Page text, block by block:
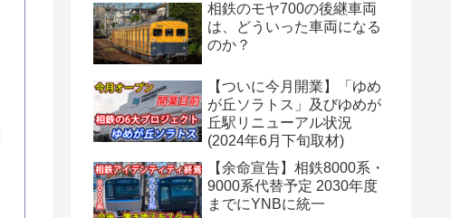
相鉄のモヤ700の後継車両
は、どういった車両になる
のか？
【ついに今月開業】「ゆめ
が丘ソラトス」及びゆめが
丘駅リニューアル状況
(2024年6月下旬取材)
【余命宣告】相鉄8000系・
9000系代替予定 2030年度
までにYNBに統一